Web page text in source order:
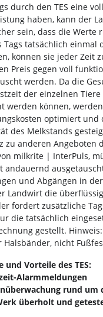
durch den TES eine
haben, kann der
sein, dass die Werte
Tags tatsächlich einmal
können sie jeder Zeit
Preis gegen voll
werden. Da die
der einzelnen Tiere
werden können,
optimiert und
des Melkstands
zu anderen Angeboten
milkrite | InterPuls,
andauernd
und Abgängen in
Landwirt die
fordert zusätzliche
die tatsächlich
gestellt.
Halsbänder, nicht
und Vorteile des TES:
Alarmmeldungen
rund um
überholt und